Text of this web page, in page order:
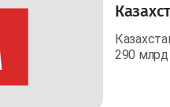
290 млрд